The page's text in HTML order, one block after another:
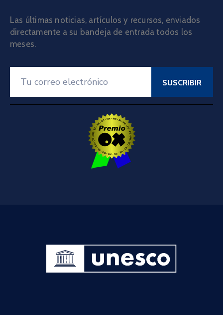
Las últimas noticias, artículos y recursos, enviados
directamente a su bandeja de entrada todos los
meses.